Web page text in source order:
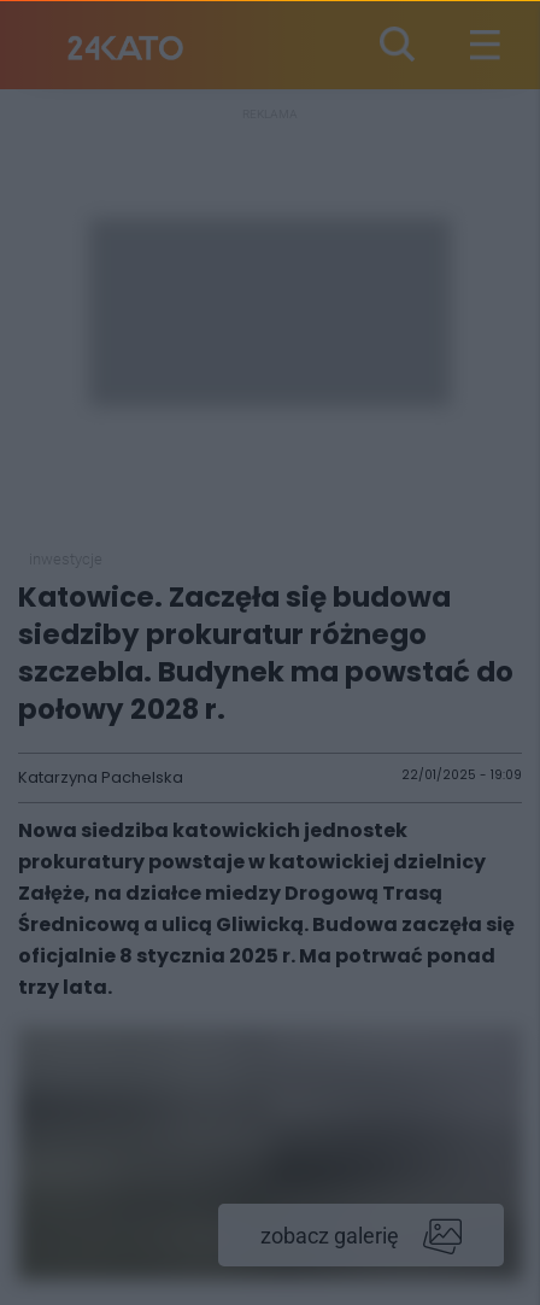
Katowice. Zaczęła się budowa
siedziby prokuratur różnego
szczebla. Budynek ma powstać do
połowy 2028 r.
Katarzyna Pachelska 22/01/2025 - 19:09
Nowa siedziba katowickich jednostek
prokuratury powstaje w katowickiej dzielnicy
Załęże, na działce miedzy Drogową Trasą
Średnicową a ulicą Gliwicką. Budowa zaczęła się
oficjalnie 8 stycznia 2025 r. Ma potrwać ponad
trzy lata.
zobacz galerię